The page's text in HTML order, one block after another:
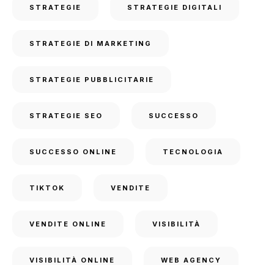
STRATEGIE STRATEGIE DIGITALI
STRATEGIE DI MARKETING
STRATEGIE PUBBLICITARIE
STRATEGIE SEO SUCCESSO
SUCCESSO ONLINE TECNOLOGIA
TIKTOK VENDITE
VENDITE ONLINE VISIBILITÀ
VISIBILITÀ ONLINE WEB AGENCY